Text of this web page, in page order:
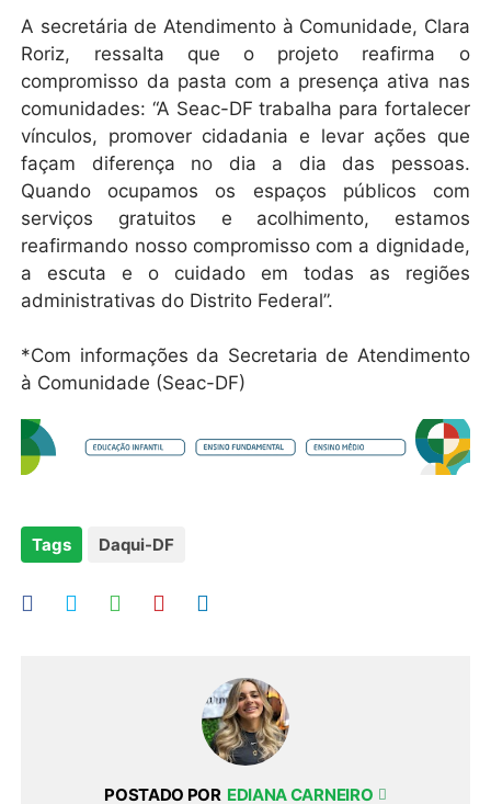
A secretária de Atendimento à Comunidade, Clara
Roriz, ressalta que o projeto reafirma o
compromisso da pasta com a presença ativa nas
comunidades: “A Seac-DF trabalha para fortalecer
vínculos, promover cidadania e levar ações que
façam diferença no dia a dia das pessoas.
Quando ocupamos os espaços públicos com
serviços gratuitos e acolhimento, estamos
reafirmando nosso compromisso com a dignidade,
a escuta e o cuidado em todas as regiões
administrativas do Distrito Federal”.
*Com informações da Secretaria de Atendimento
à Comunidade (Seac-DF)
Tags Daqui-DF
POSTADO POR EDIANA CARNEIRO